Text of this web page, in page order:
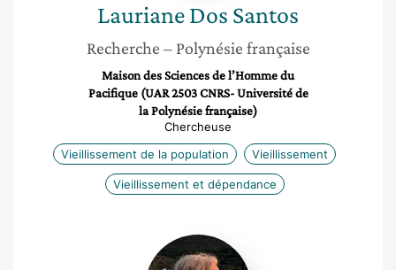
LaurianeDos Santos
Recherche – Polynésie française
Maison des Sciences de l’Homme du
Pacifique (UAR 2503 CNRS- Université de
la Polynésie française)
Chercheuse
Vieillissement de la population
Vieillissement
Vieillissement et dépendance
Dolorès
Pourette